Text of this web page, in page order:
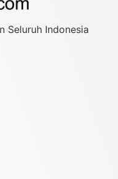
Seluruh Indonesia